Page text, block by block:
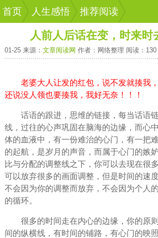
首页 人生感悟 推荐阅读
人前人后话在变，时来时
01-25 来源： 文章阅读网 作者：网络整理 阅读：130
老婆大人让发的红包，说不发就揍我
还说没人领也要揍我，我好无奈！！！
话语的跟进，思维的链接，每当话语
线，过往的心声巩固在脑海的边缘，而心
体的血液中，有一份难治的心门，有一把
的起航，是岁月 的声音，而属于心门的嫉
比与分配的调整线之下，你可以去现在很
可以放弃很多的画面调整，但是时间的速
不会因为你的调整而放弃，不会因为个人
的循环。
很多的时间走在内心的边缘，你的原
间的纵横线，有时间的铺路，有心门的映